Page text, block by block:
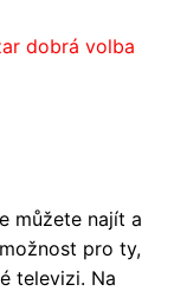
dobrá volba
můžete najít a
pro ty,
televizi. Na